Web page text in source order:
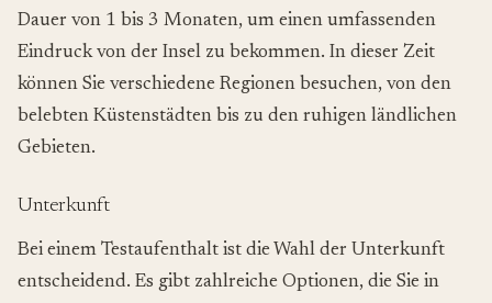
Dauer von 1 bis 3 Monaten, um einen umfassenden
Eindruck von der Insel zu bekommen. In dieser Zeit
können Sie verschiedene Regionen besuchen, von den
belebten Küstenstädten bis zu den ruhigen ländlichen
Gebieten.
Unterkunft
Bei einem Testaufenthalt ist die Wahl der Unterkunft
entscheidend. Es gibt zahlreiche Optionen, die Sie in